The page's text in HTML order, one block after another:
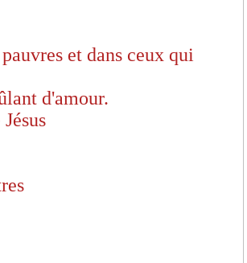
et dans ceux qui
d'amour.